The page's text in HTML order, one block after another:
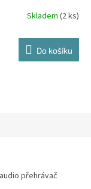
Skladem (2 ks)
Do košíku
přehrávač